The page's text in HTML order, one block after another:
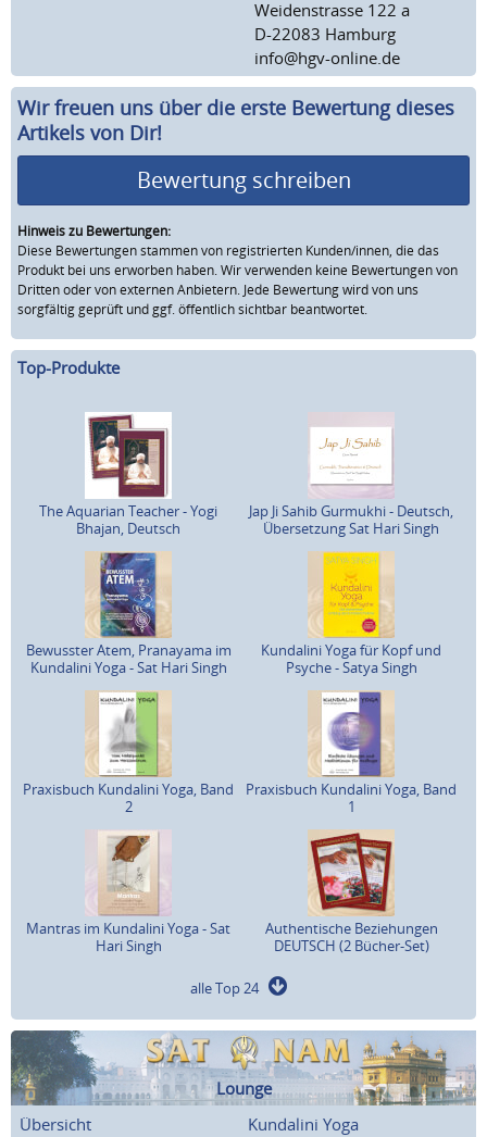
Weidenstrasse 122 a
D-22083 Hamburg
info@hgv-online.de
Wir freuen uns über die erste Bewertung dieses
Artikels von Dir!
Bewertung schreiben
Hinweis zu Bewertungen:
Diese Bewertungen stammen von registrierten Kunden/innen, die das
Produkt bei uns erworben haben. Wir verwenden keine Bewertungen von
Dritten oder von externen Anbietern. Jede Bewertung wird von uns
sorgfältig geprüft und ggf. öffentlich sichtbar beantwortet.
Top-Produkte
The Aquarian Teacher - Yogi
Bhajan, Deutsch
Jap Ji Sahib Gurmukhi - Deutsch,
Übersetzung Sat Hari Singh
Bewusster Atem, Pranayama im
Kundalini Yoga - Sat Hari Singh
Kundalini Yoga für Kopf und
Psyche - Satya Singh
Praxisbuch Kundalini Yoga, Band
2
Praxisbuch Kundalini Yoga, Band
1
Mantras im Kundalini Yoga - Sat
Hari Singh
Authentische Beziehungen
DEUTSCH (2 Bücher-Set)
alle Top 24
Lounge
Übersicht
Kundalini Yoga